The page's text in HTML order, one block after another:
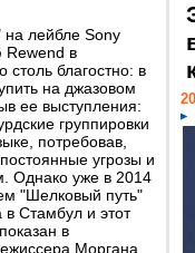
лейбле Sony
Rewend в
благостно: в
на джазовом
ее выступления:
группировки
потребовав,
угрозы и
Однако уже в 2014
"Шелковый путь"
Стамбул и этот
в
Моргана